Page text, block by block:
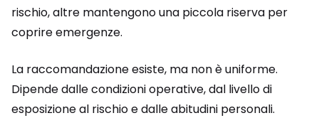
rischio, altre mantengono una piccola riserva per
coprire emergenze.
La raccomandazione esiste, ma non è uniforme.
Dipende dalle condizioni operative, dal livello di
esposizione al rischio e dalle abitudini personali.